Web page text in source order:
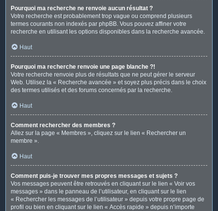
Pourquoi ma recherche ne renvoie aucun résultat ?
Votre recherche est probablement trop vague ou comprend plusieurs
termes courants non indexés par phpBB. Vous pouvez affiner votre
recherche en utilisant les options disponibles dans la recherche avancée.
Haut
Pourquoi ma recherche renvoie une page blanche ?!
Votre recherche renvoie plus de résultats que ne peut gérer le serveur
Web. Utilisez la « Recherche avancée » et soyez plus précis dans le choix
des termes utilisés et des forums concernés par la recherche.
Haut
Comment rechercher des membres ?
Allez sur la page « Membres », cliquez sur le lien « Rechercher un
membre ».
Haut
Comment puis-je trouver mes propres messages et sujets ?
Vos messages peuvent être retrouvés en cliquant sur le lien « Voir vos
messages » dans le panneau de l’utilisateur, en cliquant sur le lien
« Rechercher les messages de l’utilisateur » depuis votre propre page de
profil ou bien en cliquant sur le lien « Accès rapide » depuis n’importe